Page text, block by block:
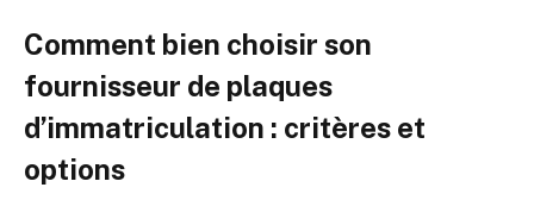
Comment bien choisir son
fournisseur de plaques
d’immatriculation : critères et
options